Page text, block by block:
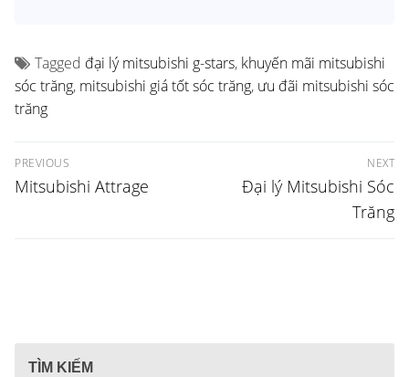
Tagged đại lý mitsubishi g-stars, khuyến mãi mitsubishi
sóc trăng, mitsubishi giá tốt sóc trăng, ưu đãi mitsubishi sóc
trăng
Điều
hướng
PREVIOUS
Previous
Mitsubishi Attrage
NEXT
Next
Đại lý Mitsubishi Sóc
Trăng
TÌM KIẾM